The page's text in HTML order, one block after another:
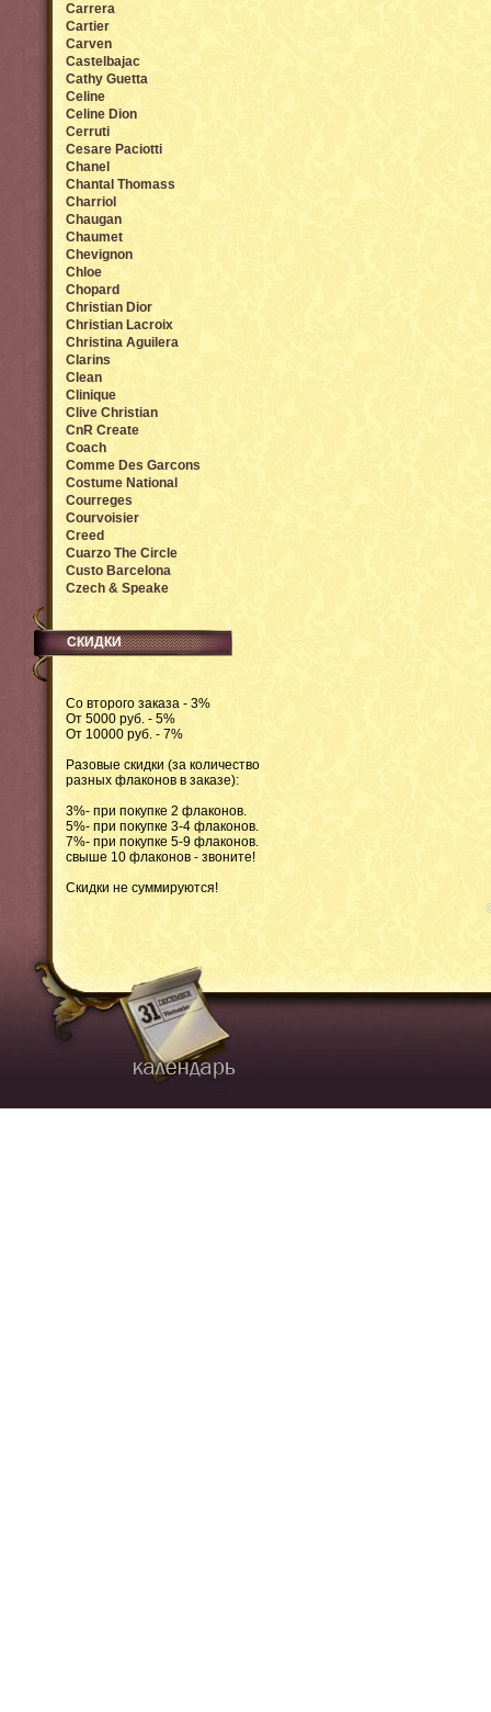
Carrera
Cartier
Carven
Castelbajac
Cathy Guetta
Celine
Celine Dion
Cerruti
Cesare Paciotti
Chanel
Chantal Thomass
Charriol
Chaugan
Chaumet
Chevignon
Chloe
Chopard
Christian Dior
Christian Lacroix
Christina Aguilera
Clarins
Clean
Clinique
Clive Christian
CnR Create
Coach
Comme Des Garcons
Costume National
Courreges
Courvoisier
Creed
Cuarzo The Circle
Custo Barcelona
Czech & Speake
СКИДКИ
Со второго заказа - 3%
От 5000 руб. - 5%
От 10000 руб. - 7%
Разовые скидки (за количество
разных флаконов в заказе):
3%- при покупке 2 флаконов.
5%- при покупке 3-4 флаконов.
7%- при покупке 5-9 флаконов.
свыше 10 флаконов - звоните!
Скидки не суммируются!